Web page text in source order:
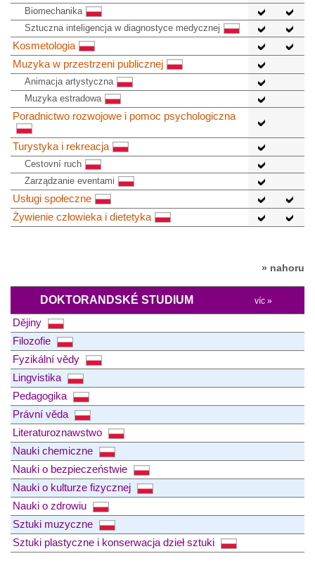
Biomechanika
Sztuczna inteligencja w diagnostyce medycznej
Kosmetologia
Muzyka w przestrzeni publicznej
Animacja artystyczna
Muzyka estradowa
Poradnictwo rozwojowe i pomoc psychologiczna
Turystyka i rekreacja
Cestovní ruch
Zarządzanie eventami
Usługi społeczne
Żywienie człowieka i dietetyka
» nahoru
DOKTORANDSKÉ STUDIUM víc »
Dějiny
Filozofie
Fyzikální vědy
Lingvistika
Pedagogika
Právní věda
Literaturoznawstwo
Nauki chemiczne
Nauki o bezpieczeństwie
Nauki o kulturze fizycznej
Nauki o zdrowiu
Sztuki muzyczne
Sztuki plastyczne i konserwacja dzieł sztuki